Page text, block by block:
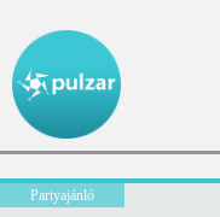
Partyajánló